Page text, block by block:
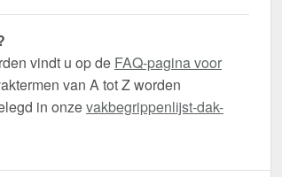
vindt u op de FAQ-pagina voor
van A tot Z worden
in onzevakbegrippenlijst-dak-